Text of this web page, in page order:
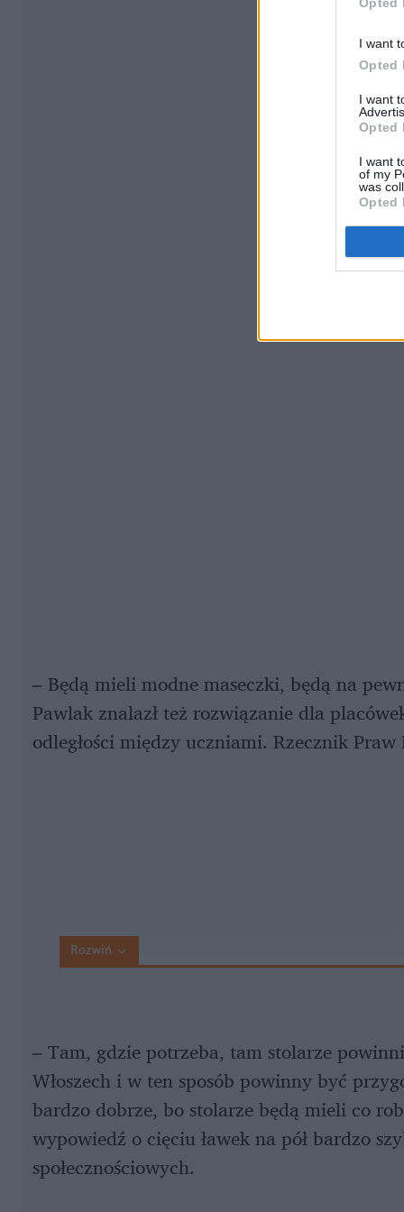
I want
Opted
I want
Opted
I want
of my
was
Opted
– Będą mieli modne maseczki, będą na
Pawlak znalazł też rozwiązanie dla
odległości między uczniami. Rzecznik
Rozwiń
– Tam, gdzie potrzeba, tam stolarze
Włoszech i w ten sposób powinny być
bardzo dobrze, bo stolarze będą mieli co
wypowiedź o cięciu ławek na pół bardzo
społecznościowych.